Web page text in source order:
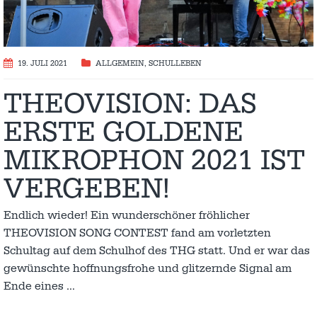
19. JULI 2021 ALLGEMEIN, SCHULLEBEN
THEOVISION: DAS
ERSTE GOLDENE
MIKROPHON 2021 IST
VERGEBEN!
Endlich wieder! Ein wunderschöner fröhlicher
THEOVISION SONG CONTEST fand am vorletzten
Schultag auf dem Schulhof des THG statt. Und er war das
gewünschte hoffnungsfrohe und glitzernde Signal am
Ende eines …